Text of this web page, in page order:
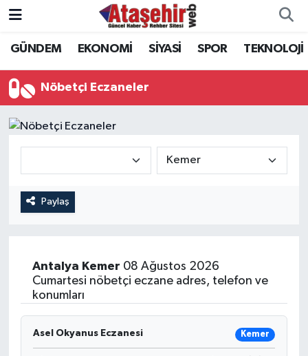
GÜNDEM EKONOMİ SİYASİ SPOR TEKNOLOJİ
Nöbetçi Eczaneler
Paylaş
Antalya Kemer 08 Ağustos 2026
Cumartesi nöbetçi eczane adres, telefon ve
konumları
Asel Okyanus Eczanesi Kemer
Hava Durumu
Trafik Durumu
Süper Lig Puan Durumu ve Fikstür
Son Dakika Haberleri